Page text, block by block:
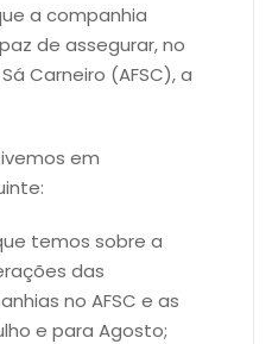
a companhia
de assegurar, no
Carneiro (AFSC), a
em
temos sobre a
das
no AFSC e as
e para Agosto;